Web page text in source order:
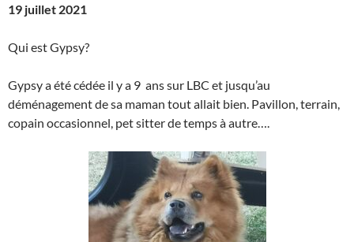
19 juillet 2021
Qui est Gypsy?
Gypsy a été cédée il y a 9 ans sur LBC et jusqu’au
déménagement de sa maman tout allait bien. Pavillon, terrain,
copain occasionnel, pet sitter de temps à autre….